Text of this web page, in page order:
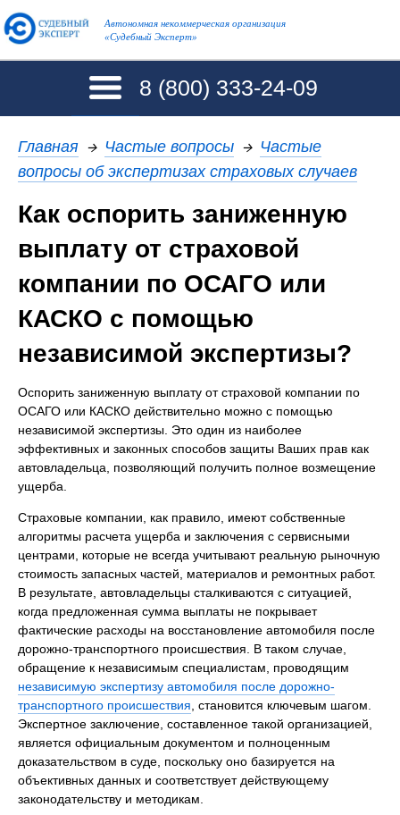
Автономная некоммерческая организация
«Судебный Эксперт»
8 (800) 333-24-09
Главная → Частые вопросы → Частые
вопросы об экспертизах страховых случаев
Как оспорить заниженную
выплату от страховой
компании по ОСАГО или
КАСКО с помощью
независимой экспертизы?
Оспорить заниженную выплату от страховой компании по
ОСАГО или КАСКО действительно можно с помощью
независимой экспертизы. Это один из наиболее
эффективных и законных способов защиты Ваших прав как
автовладельца, позволяющий получить полное возмещение
ущерба.
Страховые компании, как правило, имеют собственные
алгоритмы расчета ущерба и заключения с сервисными
центрами, которые не всегда учитывают реальную рыночную
стоимость запасных частей, материалов и ремонтных работ.
В результате, автовладельцы сталкиваются с ситуацией,
когда предложенная сумма выплаты не покрывает
фактические расходы на восстановление автомобиля после
дорожно-транспортного происшествия. В таком случае,
обращение к независимым специалистам, проводящим
независимую экспертизу автомобиля после дорожно-
транспортного происшествия, становится ключевым шагом.
Экспертное заключение, составленное такой организацией,
является официальным документом и полноценным
доказательством в суде, поскольку оно базируется на
объективных данных и соответствует действующему
законодательству и методикам.